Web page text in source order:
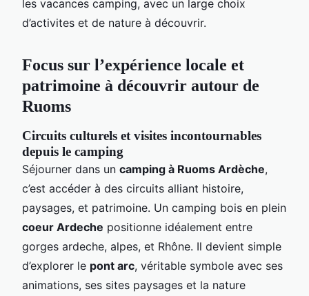
les vacances camping, avec un large choix
d’activites et de nature à découvrir.
Focus sur l’expérience locale et
patrimoine à découvrir autour de
Ruoms
Circuits culturels et visites incontournables
depuis le camping
Séjourner dans un camping à Ruoms Ardèche,
c’est accéder à des circuits alliant histoire,
paysages, et patrimoine. Un camping bois en plein
coeur Ardeche positionne idéalement entre
gorges ardeche, alpes, et Rhône. Il devient simple
d’explorer le pont arc, véritable symbole avec ses
animations, ses sites paysages et la nature